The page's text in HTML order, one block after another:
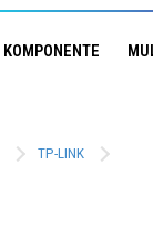
KOMPONENTE
TP-LINK